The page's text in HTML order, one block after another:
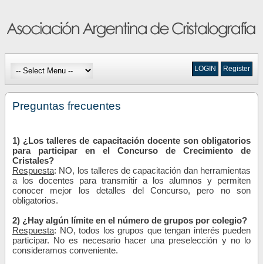
Register
LOGIN
Preguntas frecuentes
1) ¿Los talleres de capacitación docente son obligatorios
para participar en el Concurso de Crecimiento de
Cristales?
Respuesta: NO, los talleres de capacitación dan herramientas
a los docentes para transmitir a los alumnos y permiten
conocer mejor los detalles del Concurso, pero no son
obligatorios.
2) ¿Hay algún límite en el número de grupos por colegio?
Respuesta: NO, todos los grupos que tengan interés pueden
participar. No es necesario hacer una preselección y no lo
consideramos conveniente.